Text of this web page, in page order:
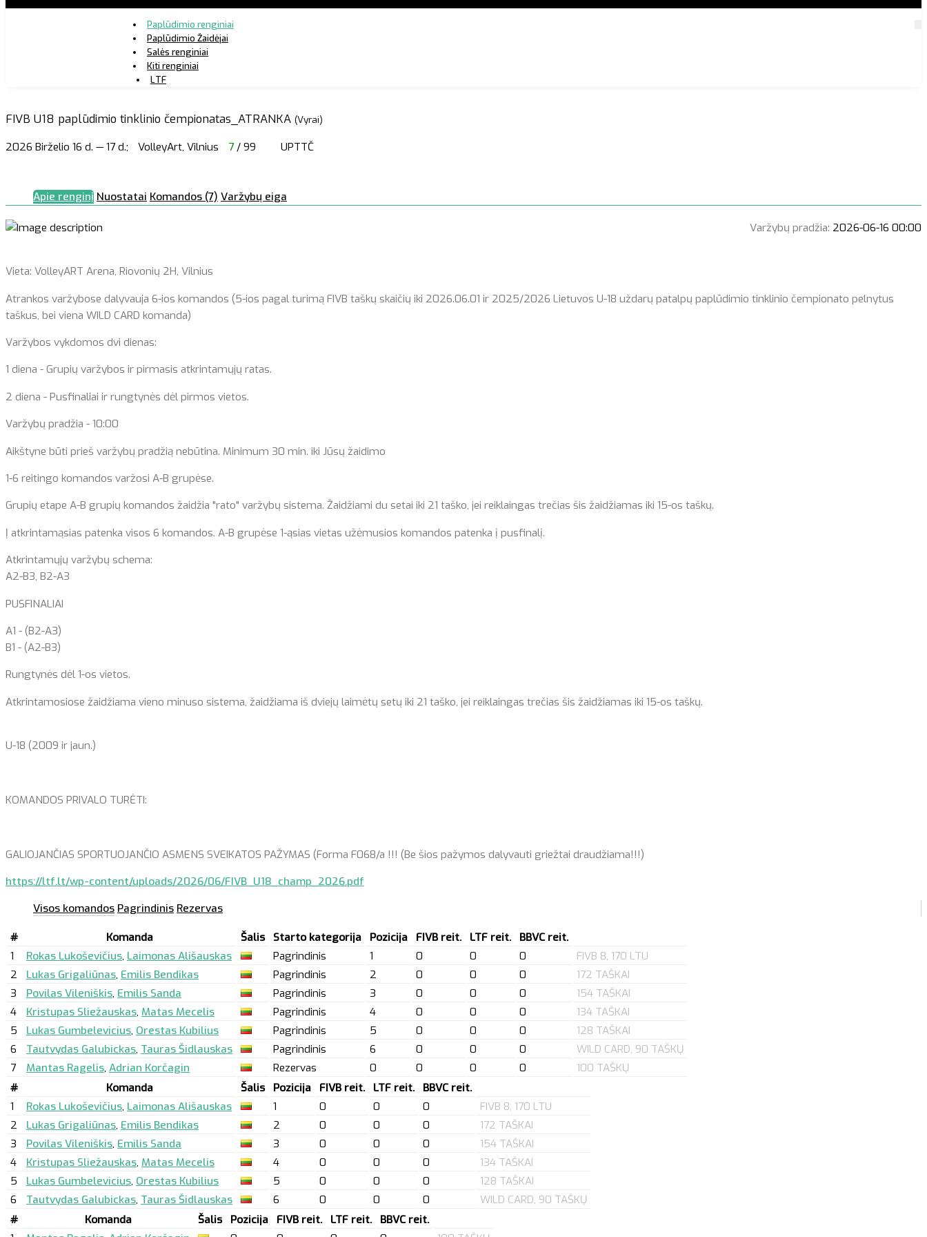
Paplūdimio renginiai
Paplūdimio Žaidėjai
Salės renginiai
Kiti renginiai
LTF
FIVB U18 paplūdimio tinklinio čempionatas_ATRANKA (Vyrai)
2026 Birželio 16 d. — 17 d.; VolleyArt, Vilnius 7/ 99 UPTTČ
Apie renginį Nuostatai Komandos (7) Varžybų eiga
Varžybų pradžia: 2026-06-16 00:00
Vieta: VolleyART Arena, Riovonių 2H, Vilnius
Atrankos varžybose dalyvauja 6-ios komandos (5-ios pagal turimą FIVB taškų skaičių iki 2026.06.01 ir 2025/2026 Lietuvos U-18 uždarų patalpų paplūdimio tinklinio čempionato pelnytus
taškus, bei viena WILD CARD komanda)
Varžybos vykdomos dvi dienas:
1 diena - Grupių varžybos ir pirmasis atkrintamųjų ratas.
2 diena - Pusfinaliai ir rungtynės dėl pirmos vietos.
Varžybų pradžia - 10:00
Aikštyne būti prieš varžybų pradžią nebūtina. Minimum 30 min. iki Jūsų žaidimo
1-6 reitingo komandos varžosi A-B grupėse.
Grupių etape A-B grupių komandos žaidžia "rato" varžybų sistema. Žaidžiami du setai iki 21 taško, jei reiklaingas trečias šis žaidžiamas iki 15-os taškų.
Į atkrintamąsias patenka visos 6 komandos. A-B grupėse 1-ąsias vietas užėmusios komandos patenka į pusfinalį.
Atkrintamųjų varžybų schema:
A2-B3, B2-A3
PUSFINALIAI
A1 - (B2-A3)
B1 - (A2-B3)
Rungtynės dėl 1-os vietos.
Atkrintamosiose žaidžiama vieno minuso sistema, žaidžiama iš dviejų laimėtų setų iki 21 taško, jei reiklaingas trečias šis žaidžiamas iki 15-os taškų.
U-18 (2009 ir jaun.)
KOMANDOS PRIVALO TURĖTI:
GALIOJANČIAS SPORTUOJANČIO ASMENS SVEIKATOS PAŽYMAS (Forma F068/a !!! (Be šios pažymos dalyvauti griežtai draudžiama!!!)
https://ltf.lt/wp-content/uploads/2026/06/FIVB_U18_champ_2026.pdf
Visos komandos Pagrindinis Rezervas
# Komanda Šalis Starto kategorija Pozicija FIVB reit. LTF reit.
BBVC reit.
1
Rokas Lukoševičius, Laimonas Ališauskas Pagrindinis 1 0 0 0
FIVB 8, 170 LTU
2
Lukas Grigaliūnas, Emilis Bendikas Pagrindinis 2 0 0 0
172 TAŠKAI
3
Povilas Vileniškis, Emilis Sanda Pagrindinis 3 0 0 0
154 TAŠKAI
4
Kristupas Sliežauskas, Matas Mecelis Pagrindinis 4 0 0 0
134 TAŠKAI
5
Lukas Gumbelevicius, Orestas Kubilius Pagrindinis 5 0 0 0
128 TAŠKAI
6
Tautvydas Galubickas, Tauras Šidlauskas Pagrindinis 6 0 0 0
WILD CARD, 90 TAŠKŲ
7
Mantas Ragelis, Adrian Korčagin Rezervas 0 0 0 0
100 TAŠKŲ
#
Komanda Šalis Pozicija FIVB reit. LTF reit.
BBVC reit.
1
Rokas Lukoševičius, Laimonas Ališauskas 1 0 0 0
FIVB 8, 170 LTU
2
Lukas Grigaliūnas, Emilis Bendikas 2 0 0 0
172 TAŠKAI
3
Povilas Vileniškis, Emilis Sanda 3 0 0 0
154 TAŠKAI
4
Kristupas Sliežauskas, Matas Mecelis 4 0 0 0
134 TAŠKAI
5
Lukas Gumbelevicius, Orestas Kubilius 5 0 0 0
128 TAŠKAI
6
Tautvydas Galubickas, Tauras Šidlauskas 6 0 0 0
WILD CARD, 90 TAŠKŲ
#
Komanda Šalis Pozicija FIVB reit. LTF reit.
BBVC reit.